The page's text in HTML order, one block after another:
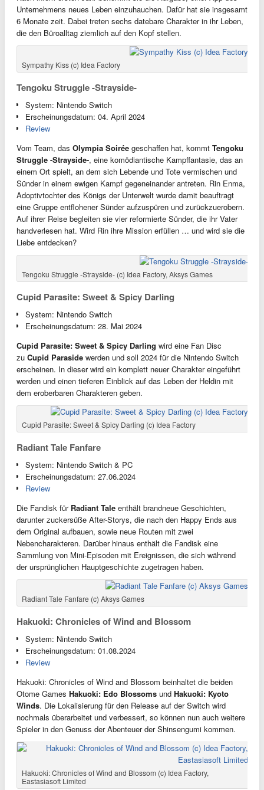
Unternehmens neues Leben einzuhauchen. Dafür hat sie insgesamt
6 Monate zeit. Dabei treten sechs datebare Charakter in ihr Leben,
die den Büroalltag ziemlich auf den Kopf stellen.
Sympathy Kiss (c) Idea Factory
Tengoku Struggle -Strayside-
System: Nintendo Switch
Erscheinungsdatum: 04. April 2024
Review
Vom Team, das Olympia Soirée geschaffen hat, kommt Tengoku
Struggle -Strayside-, eine komödiantische Kampffantasie, das an
einem Ort spielt, an dem sich Lebende und Tote vermischen und
Sünder in einem ewigen Kampf gegeneinander antreten. Rin Enma,
Adoptivtochter des Königs der Unterwelt wurde damit beauftragt
eine Gruppe entflohener Sünder aufzuspüren und zurückzuerobern.
Auf ihrer Reise begleiten sie vier reformierte Sünder, die ihr Vater
handverlesen hat. Wird Rin ihre Mission erfüllen … und wird sie die
Liebe entdecken?
Tengoku Struggle -Strayside- (c) Idea Factory, Aksys Games
Cupid Parasite: Sweet & Spicy Darling
System: Nintendo Switch
Erscheinungsdatum: 28. Mai 2024
Cupid Parasite: Sweet & Spicy Darling wird eine Fan Disc
zu Cupid Paraside werden und soll 2024 für die Nintendo Switch
erscheinen. In dieser wird ein komplett neuer Charakter eingeführt
werden und einen tieferen Einblick auf das Leben der Heldin mit
dem eroberbaren Charakteren geben.
Cupid Parasite: Sweet & Spicy Darling (c) Idea Factory
Radiant Tale Fanfare
System: Nintendo Switch & PC
Erscheinungsdatum: 27.06.2024
Review
Die Fandisk für Radiant Tale enthält brandneue Geschichten,
darunter zuckersüße After-Storys, die nach den Happy Ends aus
dem Original aufbauen, sowie neue Routen mit zwei
Nebencharakteren. Darüber hinaus enthält die Fandisk eine
Sammlung von Mini-Episoden mit Ereignissen, die sich während
der ursprünglichen Hauptgeschichte zugetragen haben.
Radiant Tale Fanfare (c) Aksys Games
Hakuoki: Chronicles of Wind and Blossom
System: Nintendo Switch
Erscheinungsdatum: 01.08.2024
Review
Hakuoki: Chronicles of Wind and Blossom beinhaltet die beiden
Otome Games Hakuoki: Edo Blossoms und Hakuoki: Kyoto
Winds. Die Lokalisierung für den Release auf der Switch wird
nochmals überarbeitet und verbessert, so können nun auch weitere
Spieler in den Genuss der Abenteuer der Shinsengumi kommen.
Hakuoki: Chronicles of Wind and Blossom (c) Idea Factory,
Eastasiasoft Limited